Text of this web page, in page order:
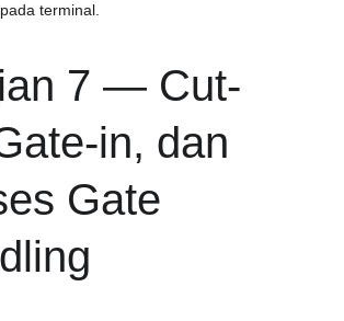
terminal.
7 — Cut-
in, dan
Gate